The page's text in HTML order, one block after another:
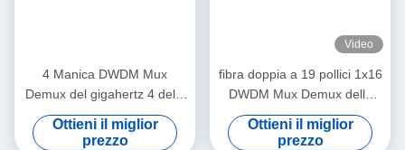
4 Manica DWDM Mux
Demux del gigahertz 4 della
banda 200 di Manica O
Ottieni il miglior
prezzo
Video
fibra doppia a 19 pollici 1x16
DWDM Mux Demux della
rete del supporto di scaffale
1U
Ottieni il miglior
prezzo